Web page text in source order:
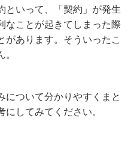
といって、「契約」が発生
なことが起きてしまった際
があります。そういったこ
について分かりやすくまと
してみてください。